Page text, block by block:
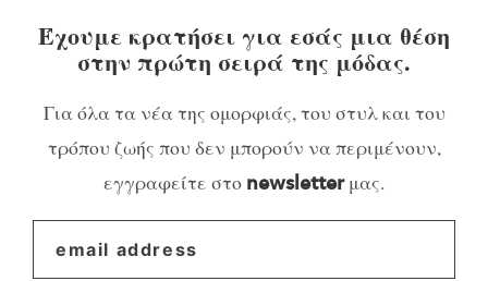
Έχουμε κρατήσει για εσάς μια θέση
στην πρώτη σειρά της μόδας.
Για όλα τα νέα της ομορφιάς, του στυλ και του
τρόπου ζωής που δεν μπορούν να περιμένουν,
εγγραφείτε στο newsletterμας.